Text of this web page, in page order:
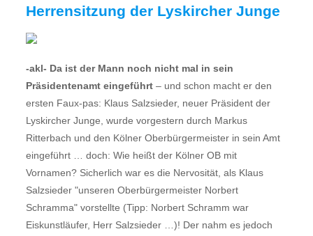
Herrensitzung der Lyskircher Junge
-akl- Da ist der Mann noch nicht mal in sein
Präsidentenamt eingeführt– und schon macht er den
ersten Faux-pas: Klaus Salzsieder, neuer Präsident der
Lyskircher Junge, wurde vorgestern durch Markus
Ritterbach und den Kölner Oberbürgermeister in sein Amt
eingeführt … doch: Wie heißt der Kölner OB mit
Vornamen? Sicherlich war es die Nervosität, als Klaus
Salzsieder "unseren Oberbürgermeister Norbert
Schramma" vorstellte (Tipp: Norbert Schramm war
Eiskunstläufer, Herr Salzsieder …)! Der nahm es jedoch